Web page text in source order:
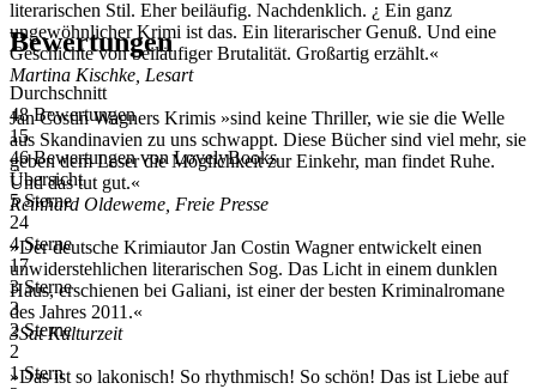
literarischen Stil. Eher beiläufig. Nachdenklich. ¿ Ein ganz
ungewöhnlicher Krimi ist das. Ein literarischer Genuß. Und eine
Geschichte von beiläufiger Brutalität. Großartig erzählt.«
Martina Kischke, Lesart
Jan Costin Wagners Krimis »sind keine Thriller, wie sie die Welle
aus Skandinavien zu uns schwappt. Diese Bücher sind viel mehr, sie
geben dem Leser die Möglichkeit zur Einkehr, man findet Ruhe.
Und das tut gut.«
Reinhard Oldeweme, Freie Presse
»Der deutsche Krimiautor Jan Costin Wagner entwickelt einen
unwiderstehlichen literarischen Sog. Das Licht in einem dunklen
Haus, erschienen bei Galiani, ist einer der besten Kriminalromane
des Jahres 2011.«
3Sat Kulturzeit
»Das ist so lakonisch! So rhythmisch! So schön! Das ist Liebe auf
Bewertungen
Durchschnitt
48 Bewertungen
15
46 BewertungenvonLovelyBooks
Übersicht
5 Sterne
24
4 Sterne
17
3 Sterne
3
2 Sterne
2
1 Stern